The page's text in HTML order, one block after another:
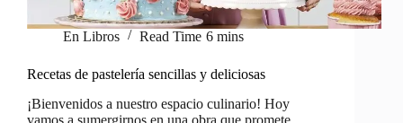
En Libros Read Time 6 mins
Recetas de pastelería sencillas y deliciosas
¡Bienvenidos a nuestro espacio culinario! Hoy
vamos a sumergirnos en una obra que promete